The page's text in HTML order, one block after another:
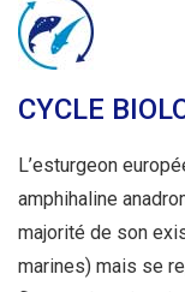
CYCLE
L’esturgeon
amphihaline
majorité de son
marines) mais se